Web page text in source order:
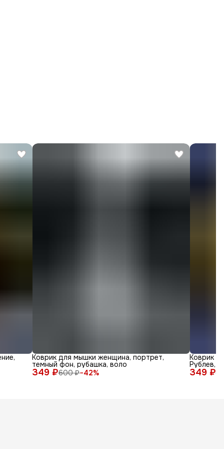
349 ₽600 ₽−42%
Коврик для мышки женщина, портрет,
темный фон, рубашка, воло
349 ₽
Коврик
Рублев,